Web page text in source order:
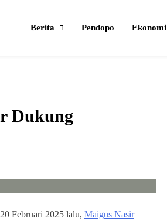
Berita Pendopo Ekonomi
Dukung
Februari 2025 lalu, Maigus Nasir